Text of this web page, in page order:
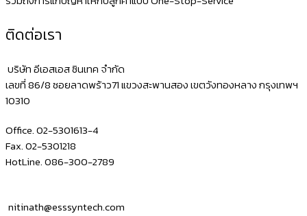
ติดต่อเรา
บริษัท อีเอสเอส ซินเทค จำกัด
เลขที่ 86/8 ซอยลาดพร้าว71 แขวงสะพานสอง เขตวังทองหลาง กรุงเทพฯ
10310
Office. 02-5301613-4
Fax. 02-5301218
HotLine. 086-300-2789
nitinath@esssyntech.com